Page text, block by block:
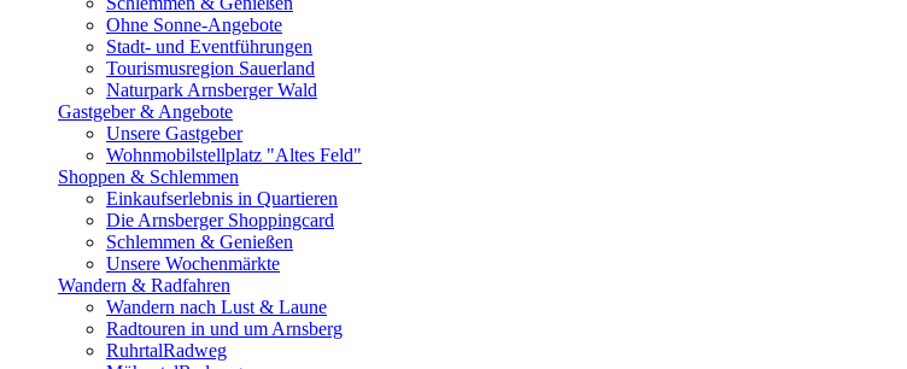
Ohne Sonne-Angebote
Stadt- und Eventführungen
Tourismusregion Sauerland
Naturpark Arnsberger Wald
Gastgeber & Angebote
Unsere Gastgeber
Wohnmobilstellplatz "Altes Feld"
Shoppen & Schlemmen
Einkaufserlebnis in Quartieren
Die Arnsberger Shoppingcard
Schlemmen & Genießen
Unsere Wochenmärkte
Wandern & Radfahren
Wandern nach Lust & Laune
Radtouren in und um Arnsberg
RuhrtalRadweg